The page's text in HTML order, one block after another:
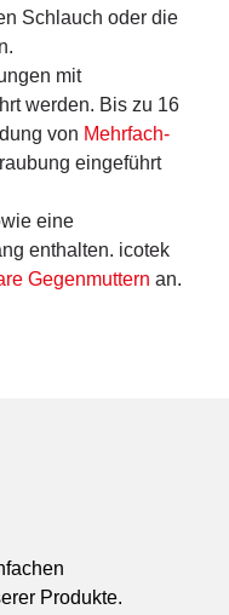
Schlauch oder die
mit
werden. Bis zu 16
von Mehrfach-
eingeführt
eine
enthalten. icotek
Gegenmuttern an.
Produkte.